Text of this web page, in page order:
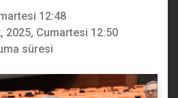
12:48
2025, Cumartesi 12:50
süresi